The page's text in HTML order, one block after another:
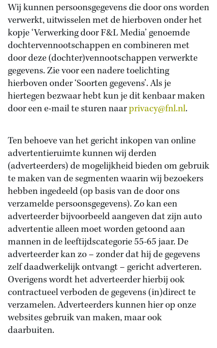
Wij kunnen persoonsgegevens die door ons worden
verwerkt, uitwisselen met de hierboven onder het
kopje ‘Verwerking door F&L Media’ genoemde
dochtervennootschappen en combineren met
door deze (dochter)vennootschappen verwerkte
gegevens. Zie voor een nadere toelichting
hierboven onder ‘Soorten gegevens’. Als je
hiertegen bezwaar hebt kun je dit kenbaar maken
door een e-mail te sturen naarprivacy@fnl.nl.
Ten behoeve van het gericht inkopen van online
advertentieruimte kunnen wij derden
(adverteerders) de mogelijkheid bieden om gebruik
te maken van de segmenten waarin wij bezoekers
hebben ingedeeld (op basis van de door ons
verzamelde persoonsgegevens). Zo kan een
adverteerder bijvoorbeeld aangeven dat zijn auto
advertentie alleen moet worden getoond aan
mannen in de leeftijdscategorie 55-65 jaar. De
adverteerder kan zo – zonder dat hij de gegevens
zelf daadwerkelijk ontvangt – gericht adverteren.
Overigens wordt het adverteerder hierbij ook
contractueel verboden de gegevens (in)direct te
verzamelen. Adverteerders kunnen hier op onze
websites gebruik van maken, maar ook
daarbuiten.